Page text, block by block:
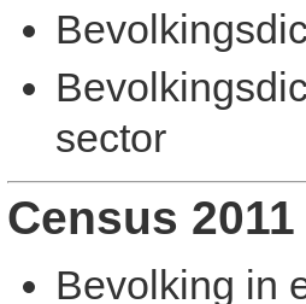
sector
Census
Bevolking in